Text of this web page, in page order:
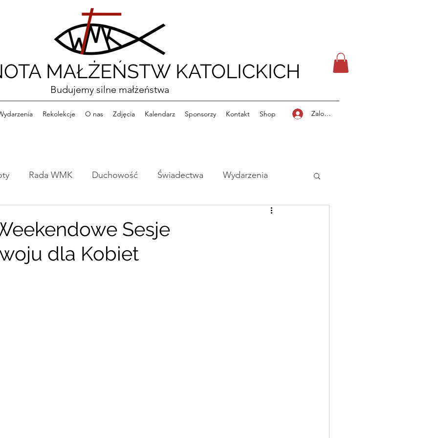
MAŁŻEŃSTW KATOLICKICH
Budujemy silne małżeństwa
Rekolekcje O nas Zdjęcia Kalendarz Sponsorzy Kontakt Shop Zaloguj się
Rada WMK Duchowość Świadectwa Wydarzenia
Kręgów Archiwum Wydarzen
Sesje
dla Kobiet